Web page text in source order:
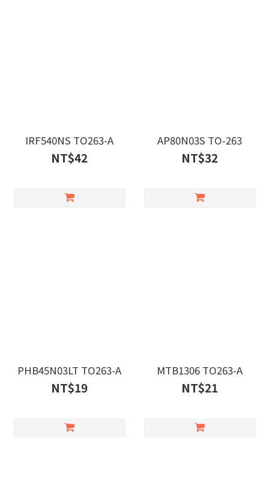
IRF540NS TO263-A
NT$42
AP80N03S TO-263
NT$32
PHB45N03LT TO263-A
NT$19
MTB1306 TO263-A
NT$21